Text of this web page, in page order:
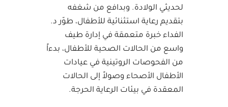
لحديثي الولادة. وبدافع من شغفه
بتقديم رعاية استثنائية للأطفال، طوّر د.
الفداء خبرة متعمقة في إدارة طيف
واسع من الحالات الصحية للأطفال، بدءاً
من الفحوصات الروتينية في عيادات
الأطفال الأصحاء وصولاً إلى الحالات
المعقدة في بيئات الرعاية الحرجة.